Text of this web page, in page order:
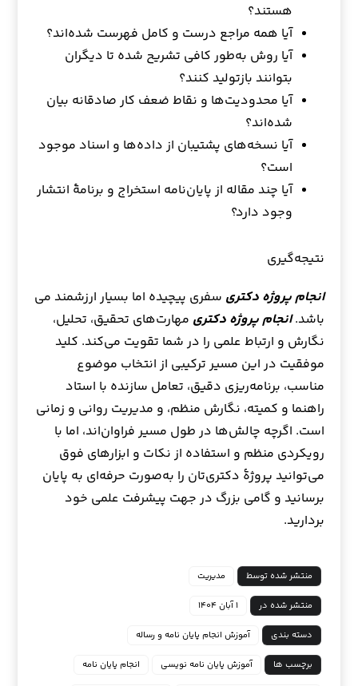
هستند؟
آیا همه مراجع درست و کامل فهرست شده‌اند؟
آیا روش به‌طور کافی تشریح شده تا دیگران
بتوانند بازتولید کنند؟
آیا محدودیت‌ها و نقاط ضعف کار صادقانه بیان
شده‌اند؟
آیا نسخه‌های پشتیبان از داده‌ها و اسناد موجود
است؟
آیا چند مقاله از پایان‌نامه استخراج و برنامهٔ انتشار
وجود دارد؟
نتیجه‌گیری
انجام پروژه دکتری سفری پیچیده اما بسیار ارزشمند می
باشد.انجام پروژه دکتری مهارت‌های تحقیق، تحلیل،
نگارش و ارتباط علمی را در شما تقویت می‌کند. کلید
موفقیت در این مسیر ترکیبی از انتخاب موضوع
مناسب، برنامه‌ریزی دقیق، تعامل سازنده با استاد
راهنما و کمیته، نگارش منظم، و مدیریت روانی و زمانی
است. اگرچه چالش‌ها در طول مسیر فراوان‌اند، اما با
رویکردی منظم و استفاده از نکات و ابزارهای فوق
می‌توانید پروژهٔ دکتری‌تان را به‌صورت حرفه‌ای به پایان
برسانید و گامی بزرگ در جهت پیشرفت علمی خود
بردارید.
منتشر شده توسط مدیریت
منتشر شده در ۱ آبان ۱۴۰۴
دسته بندی آموزش انجام پایان نامه و رساله
برچسب ها آموزش پایان نامه نویسی انجام پایان نامه